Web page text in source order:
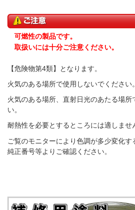
可燃性の製品です。
取扱いには十分ご注意ください。
【危険物第4類】となります。
火気のある場所で使用しないでください。
火気のある場所、直射日光のあたる場所
い。
耐熱性を必要とするところには適しませ
ご覧のモニターにより色調が多少変化す
純正番号等よりご確認ください。